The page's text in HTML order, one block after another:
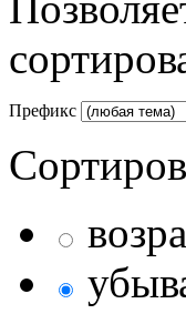
Префикс